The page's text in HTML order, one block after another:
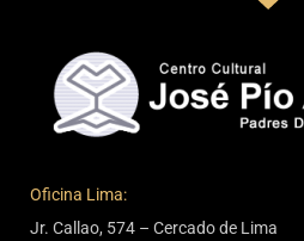
Oficina Lima:
Jr. Callao, 574 – Cercado de Lima